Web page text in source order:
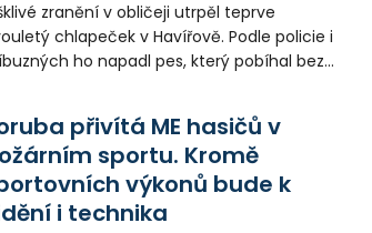
zranění v obličeji utrpěl teprve
chlapeček v Havířově. Podle policie i
ho napadl pes, který pobíhal bez
Případem už se zabývá policie, která
psa hledá.
přivítá ME hasičů v
sportu. Kromě
výkonů bude k
i technika